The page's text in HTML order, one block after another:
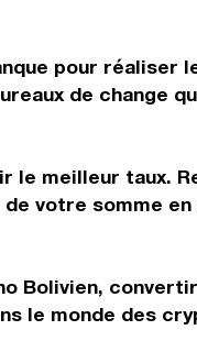
pour réaliser
de change
le meilleur taux.
votre somme
Bolivien,
le monde des